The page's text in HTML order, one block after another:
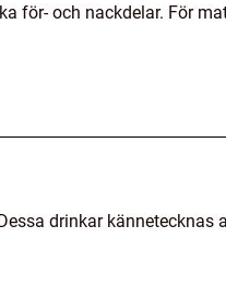
för- och nackdelar. För
drinkar kännetecknas